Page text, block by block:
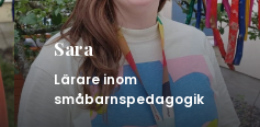
Sara
Lärare inom
småbarnspedagogik